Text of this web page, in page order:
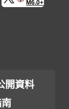
M6.0+
開資料